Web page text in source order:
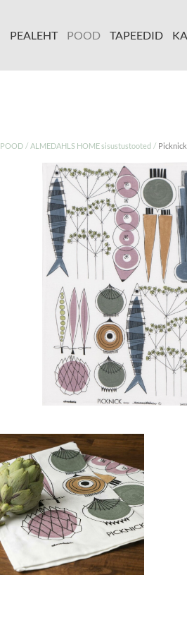
PEALEHT POOD TAPEEDID
POOD / ALMEDAHLS HOME sisustustooted /